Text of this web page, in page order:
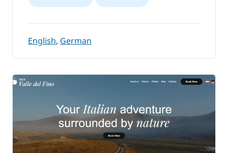
English, German